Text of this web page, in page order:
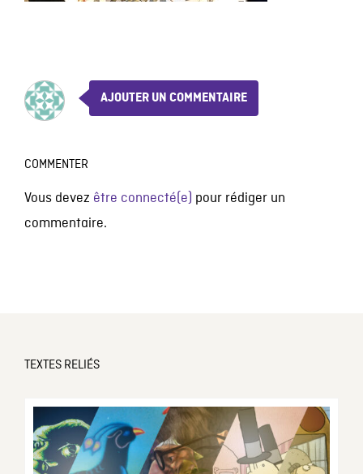
AJOUTER UN COMMENTAIRE
COMMENTER
Vous devez être connecté(e) pour rédiger un
commentaire.
TEXTES RELIÉS